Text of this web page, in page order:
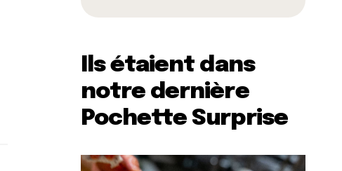
Ils étaient dans
notre dernière
Pochette Surprise